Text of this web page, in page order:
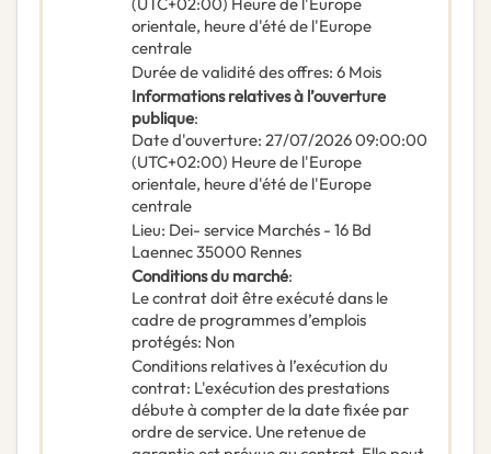
orientale, heure d'été de l'Europe
centrale
Durée de validité des offres: 6 Mois
Informations relatives à l’ouverture
publique:
Date d'ouverture: 27/07/202609:00:00
(UTC+02:00) Heure de l'Europe
orientale, heure d'été de l'Europe
centrale
Lieu: Dei- service Marchés - 16 Bd
Laennec 35000 Rennes
Conditions du marché:
Le contrat doit être exécuté dans le
cadre de programmes d’emplois
protégés: Non
Conditions relatives à l’exécution du
contrat: L'exécution des prestations
débute à compter de la date fixée par
ordre de service. Une retenue de